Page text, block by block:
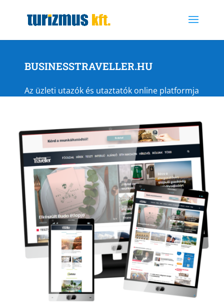
BUSINESSTRAVELLER.HU
Az üzleti utazók és utaztatók online platformja